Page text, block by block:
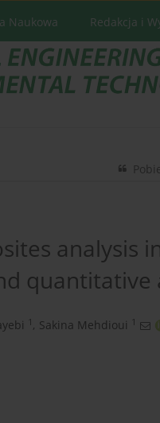
Naukowa Redakcja i
analysis
quantitative
1 , Sakina Mehdioui 1